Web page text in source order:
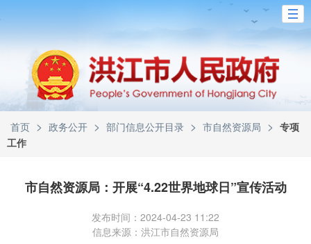
首页 > 政务公开 > 部门信息公开目录 > 市自然资源局 > 专项
工作
市自然资源局：开展“4.22世界地球日”宣传活动
发布时间：2024-04-23 11:22
信息来源：洪江市自然资源局